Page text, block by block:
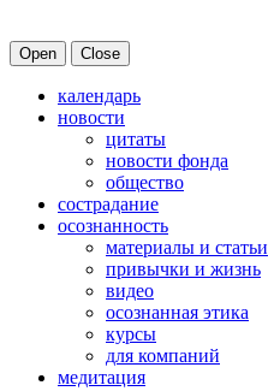
Open Close
календарь
новости
цитаты
новости фонда
общество
сострадание
осознанность
материалы и статьи
привычки и жизнь
видео
осознанная этика
курсы
для компаний
медитация